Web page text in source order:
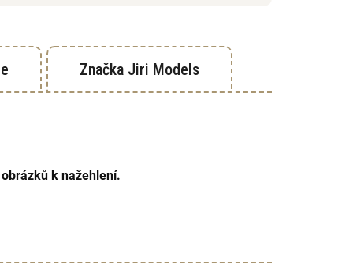
Značka Jiri Models
k nažehlení.